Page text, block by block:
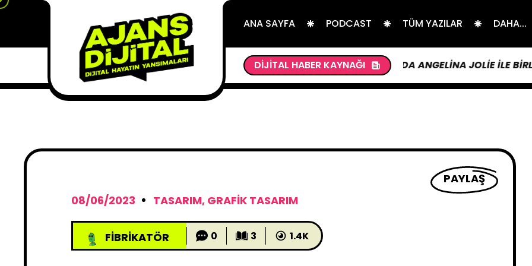
ANA SAYFA PODCAST TÜM YAZILAR DAHA...
DIJITAL HABER KAYNAĞI
CREATE’I TANITTI BAŞARILI OYUNCU HALUK BILGINER, MARIA”DA ANGELINA JOLIE ILE BIRLIKTE
PAYLAŞ
08/06/2023
TASARIM, GRAFIK TASARIM
FIBRIKATÖR 0 3 1.4K